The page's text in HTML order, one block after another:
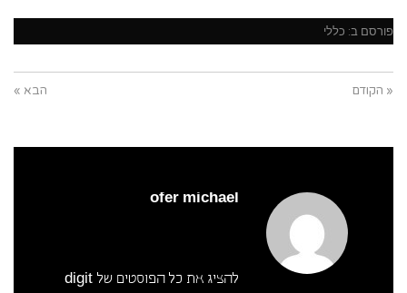
פורסם ב: כללי
« הקודם הבא »
ofer michael
להציג את כל הפוסטים של digit